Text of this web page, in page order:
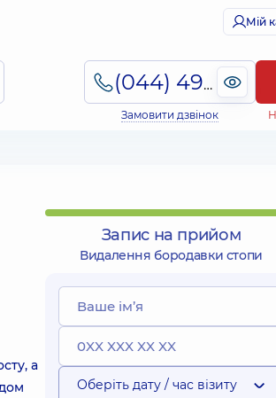
Мій
(044) 495-2-888
Замовити дзвінок
а
Запис на прийом
Видалення бородавки стопи
Оберіть дату / час візиту